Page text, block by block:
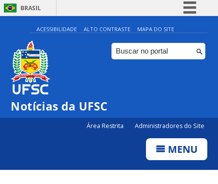
BRASIL
Simplifique!
Comunica BR
Participe
ACESSIBILIDADE ALTO CONTRASTE MAPA DO SITE
Notícias da UFSC
Área Restrita Administradores do Site
MENU